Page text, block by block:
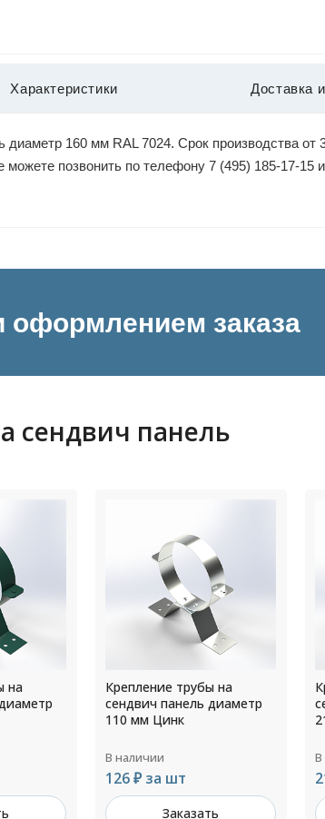
Характеристики Доставка
160 мм RAL 7024. Срок производства
можете позвонить по телефону 7 (495) 185-17-
заказа
сендвич панель
на
Крепление трубы на
сендвич панель диаметр
216 мм RAL 3005
В наличии
216 ₽ за шт
Заказать
В